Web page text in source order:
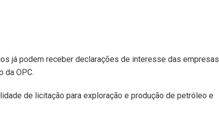
já podem receber declarações de interesse das empresas
da OPC.
de licitação para exploração e produção de petróleo e